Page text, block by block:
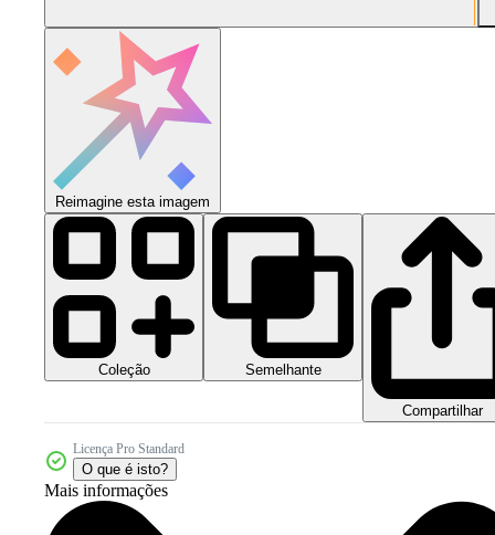
Reimagine esta imagem
Coleção Semelhante
Compartilhar
Licença Pro Standard
O que é isto?
Mais informações